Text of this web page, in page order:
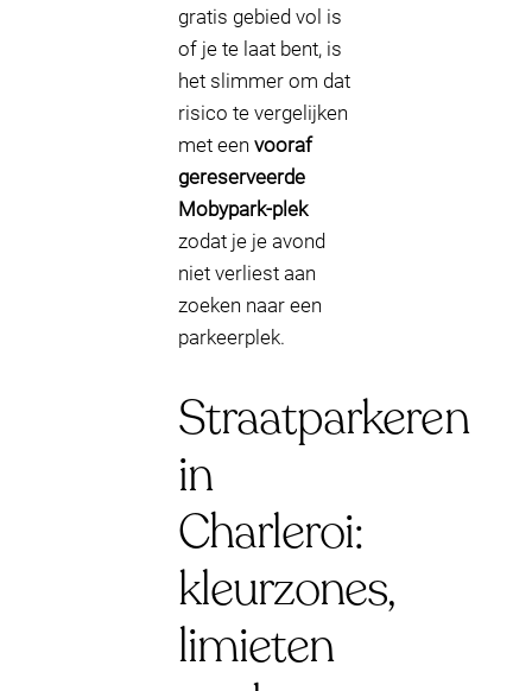
gratis gebied vol is
of je te laat bent, is
het slimmer om dat
risico te vergelijken
met een vooraf
gereserveerde
Mobypark-plek
zodat je je avond
niet verliest aan
zoeken naar een
parkeerplek.
Straatparkeren
in
Charleroi:
kleurzones,
limieten